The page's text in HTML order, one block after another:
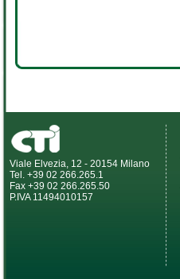
Viale Elvezia, 12 - 20154 Milano
Tel. +39 02 266.265.1
Fax +39 02 266.265.50
P.IVA 11494010157